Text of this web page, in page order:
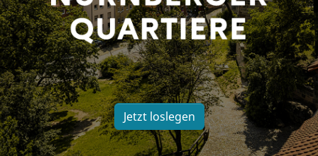
Jetzt loslegen